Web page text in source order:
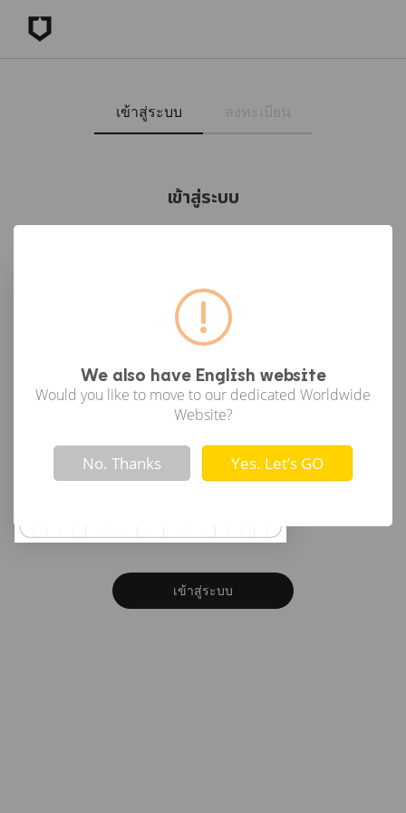
We also have English website
Would you like to move to our dedicated Worldwide
Website?
! Not valid!
No. Thanks Yes. Let’s GO
เข้าสู่ระบบ
เข้าสู่ระบบ
เข้าสู่ระบบด้วย Google
or
รหัสผ่าน